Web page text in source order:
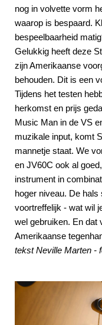
nog in volvette vorm
waarop is bespaard.
bespeelbaarheid
Gelukkig heeft deze
zijn Amerikaanse
behouden. Dit is een
Tijdens het testen
herkomst en prijs
Music Man in de VS
muzikale input, komt
mannetje staat. We
en JV60C ook al
instrument in
hoger niveau. De hals
voortreffelijk - wat wil
wel gebruiken. En dat
Amerikaanse
tekst Neville Marten -